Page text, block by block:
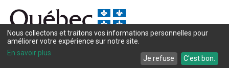
Conception et design :L'Écho de Frontenac
Intégration et programmation :
Nous collectons et traitons vos informations personnelles pour
améliorer votre expérience sur notre site.
En savoir plus
Je refuse C'est bon.